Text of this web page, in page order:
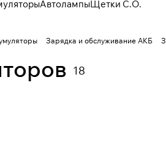
АвтолампыЩетки С.О.
Зарядка и обслуживание АКБ
18